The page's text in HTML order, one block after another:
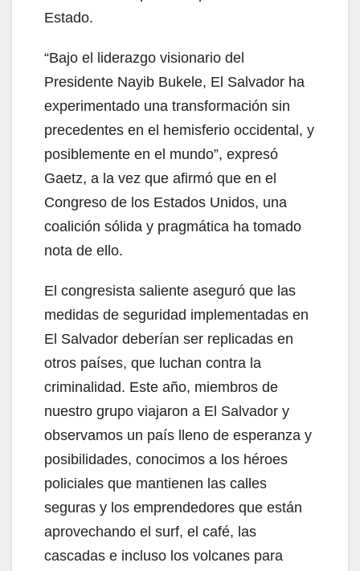
Estado.
“Bajo el liderazgo visionario del
Presidente Nayib Bukele, El Salvador ha
experimentado una transformación sin
precedentes en el hemisferio occidental, y
posiblemente en el mundo”, expresó
Gaetz, a la vez que afirmó que en el
Congreso de los Estados Unidos, una
coalición sólida y pragmática ha tomado
nota de ello.
El congresista saliente aseguró que las
medidas de seguridad implementadas en
El Salvador deberían ser replicadas en
otros países, que luchan contra la
criminalidad. Este año, miembros de
nuestro grupo viajaron a El Salvador y
observamos un país lleno de esperanza y
posibilidades, conocimos a los héroes
policiales que mantienen las calles
seguras y los emprendedores que están
aprovechando el surf, el café, las
cascadas e incluso los volcanes para